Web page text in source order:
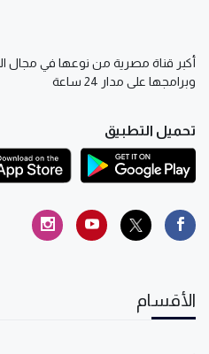
أكبر قناة مصرية من نوعها في مجال
وبرامجها على مدار 24 ساعة
تحميل التطبيق
الأقسام